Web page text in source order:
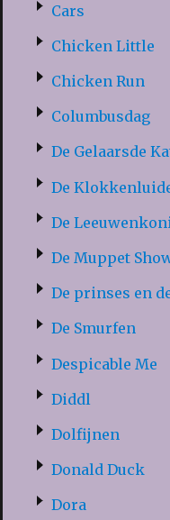
Cars
Chicken Little
Chicken Run
Columbusdag
De Gelaarsde
De
De
De Muppet
De prinses en
De Smurfen
Despicable Me
Diddl
Dolfijnen
Donald Duck
Dora